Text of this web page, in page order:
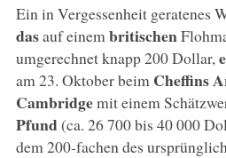
Ein in Vergessenheit geratenes
dasauf einem britischen
umgerechnet knapp 200 Dollar,
am 23. Oktober beim Cheffins
Cambridgemit einem
Pfund(ca. 26 700 bis 40 000
dem 200-fachen des